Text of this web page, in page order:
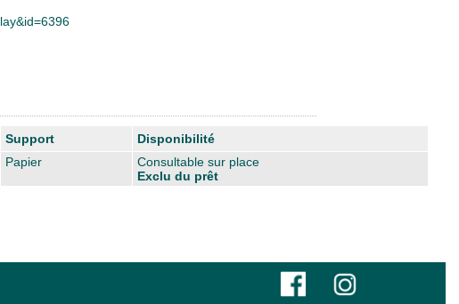
Support
Disponibilité
Papier
Consultable sur place
Exclu du prêt